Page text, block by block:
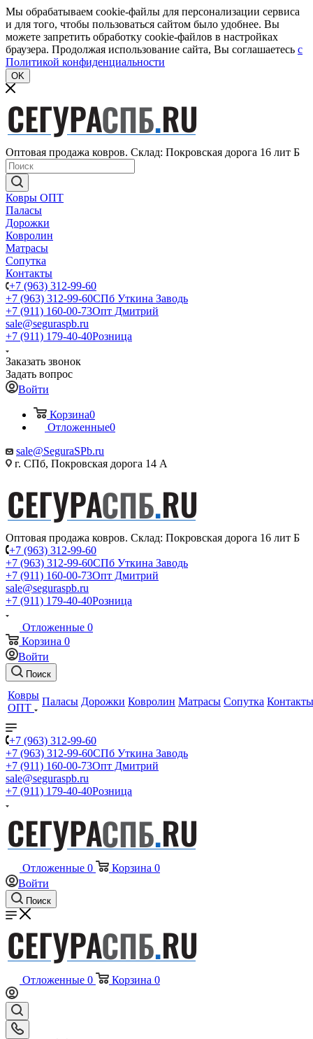
Мы обрабатываем cookie-файлы для персонализации сервиса
и для того, чтобы пользоваться сайтом было удобнее. Вы
можете запретить обработку cookie-файлов в настройках
браузера. Продолжая использование сайта, Вы соглашаетесь c
Политикой конфиденциальности
OK
Оптовая продажа ковров. Склад: Покровская дорога 16 лит Б
Ковры ОПТ
Паласы
Дорожки
Ковролин
Матрасы
Сопутка
Контакты
+7 (963) 312-99-60
+7 (963) 312-99-60СПб Уткина Заводь
+7 (911) 160-00-73Опт Дмитрий
sale@seguraspb.ru
+7 (911) 179-40-40Розница
Заказать звонок
Задать вопрос
Войти
Корзина0
Отложенные0
sale@SeguraSPb.ru
г. СПб, Покровская дорога 14 А
Оптовая продажа ковров. Склад: Покровская дорога 16 лит Б
+7 (963) 312-99-60
+7 (963) 312-99-60СПб Уткина Заводь
+7 (911) 160-00-73Опт Дмитрий
sale@seguraspb.ru
+7 (911) 179-40-40Розница
Отложенные 0
Корзина 0
Войти
Поиск
Ковры
ОПТ
Паласы Дорожки Ковролин Матрасы Сопутка Контакты
+7 (963) 312-99-60
+7 (963) 312-99-60СПб Уткина Заводь
+7 (911) 160-00-73Опт Дмитрий
sale@seguraspb.ru
+7 (911) 179-40-40Розница
Отложенные 0 Корзина 0
Войти
Поиск
Отложенные 0 Корзина 0